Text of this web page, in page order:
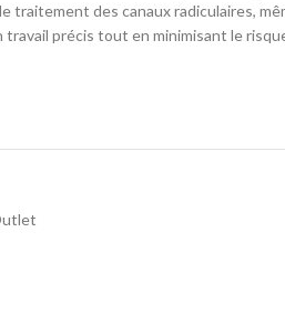
traitement des canaux radiculaires,
précis tout en minimisant le